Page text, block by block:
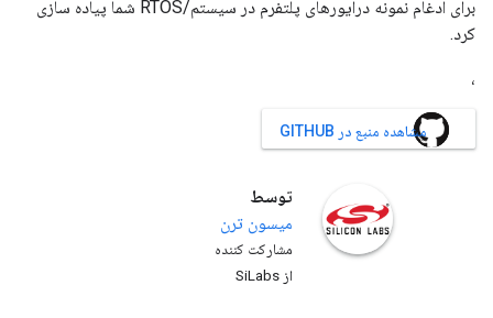
برای ادغام نمونه درایورهای پلتفرم در سیستم/RTOS شما پیاده سازی
کرد.
،
مشاهده منبع در GITHUB
توسط
میسون ترن
مشارکت کننده
از SiLabs